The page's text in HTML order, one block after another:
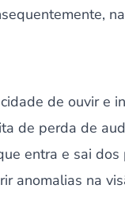
de ouvir e
de perda de
entra e sai
anomalias na